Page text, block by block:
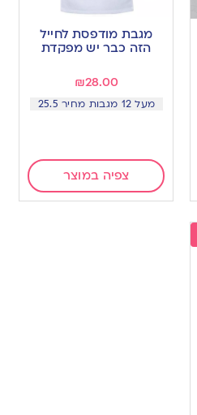
wishlist
מגבת מודפסת לחייל
הזה כבר יש מפקדת
₪28.00
מעל 12 מגבות מחיר 25.5
צפיה במוצר